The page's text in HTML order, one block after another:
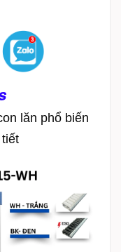
lăn phổ biến